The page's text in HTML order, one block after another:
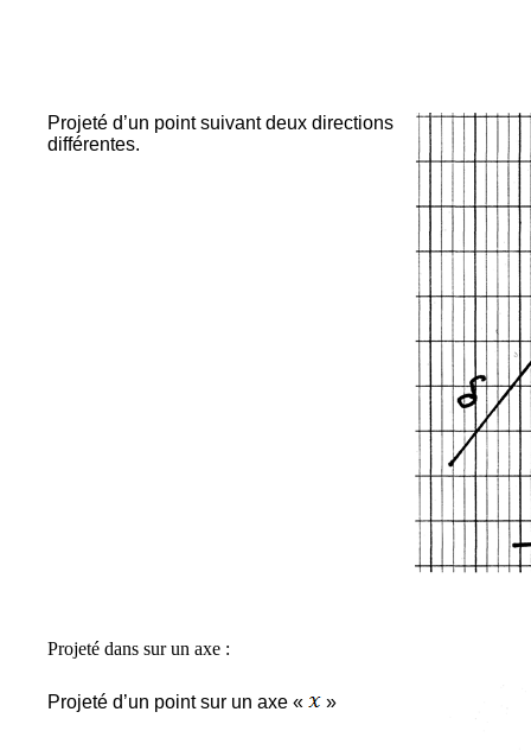
Projeté d’un point suivant deux directions
différentes.
Projeté dans sur un axe :
Projeté d’un point sur un axe « »